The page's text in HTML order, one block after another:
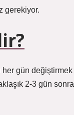
gerekiyor.
her gün değiştirmek
2-3 gün sonra